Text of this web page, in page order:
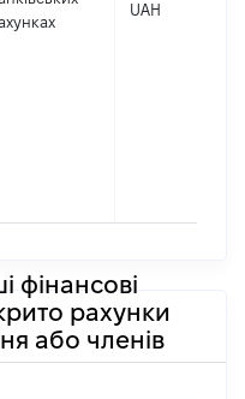
UAH
фінансові
рахунки
або членів